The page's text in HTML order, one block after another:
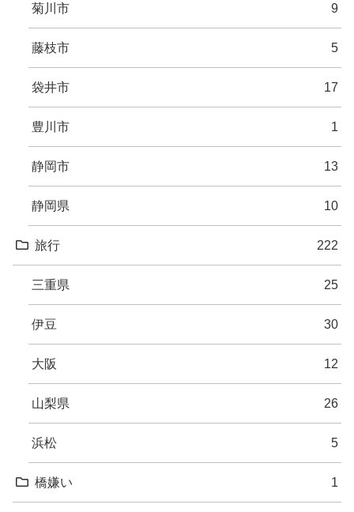
菊川市 9
藤枝市 5
袋井市 17
豊川市 1
静岡市 13
静岡県 10
旅行 222
三重県 25
伊豆 30
大阪 12
山梨県 26
浜松 5
橋嫌い 1